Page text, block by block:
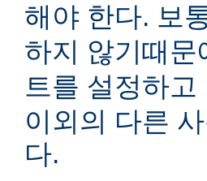
해야 한다. 보
하지 않기때문
트를 설정하고
이외의 다른
다.